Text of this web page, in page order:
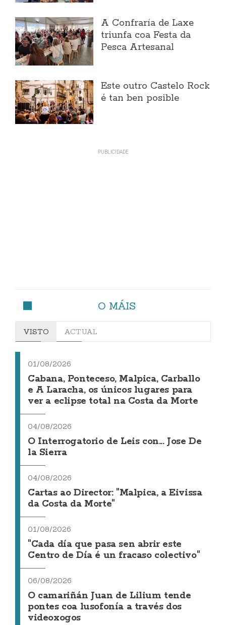
A Confraría de Laxe
triunfa coa Festa da
Pesca Artesanal
Este outro Castelo Rock
é tan ben posible
O MÁIS
VISTO ACTUAL
01/08/2026
Cabana, Ponteceso, Malpica, Carballo
e A Laracha, os únicos lugares para
ver a eclipse total na Costa da Morte
04/08/2026
O Interrogatorio de Leis con... Jose De
la Sierra
04/08/2026
Cartas ao Director: "Malpica, a Eivissa
da Costa da Morte"
01/08/2026
"Cada día que pasa sen abrir este
Centro de Día é un fracaso colectivo"
06/08/2026
O camariñán Juan de Lilium tende
pontes coa lusofonía a través dos
videoxogos